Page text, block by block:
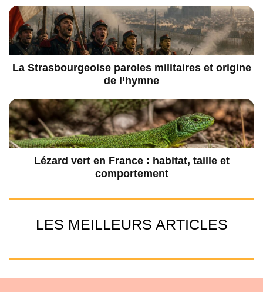
La Strasbourgeoise paroles militaires et origine
de l’hymne
Lézard vert en France : habitat, taille et
comportement
LES MEILLEURS ARTICLES